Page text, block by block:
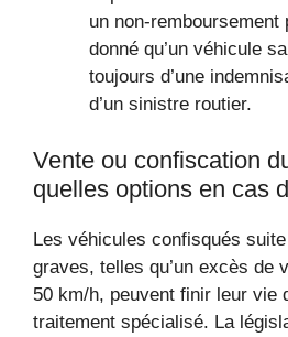
un non-remboursement
donné qu’un véhicule
toujours d’une
d’un sinistre routier.
Vente ou confiscation
quelles options en cas
Les véhicules confisqués
graves, telles qu’un excès de
50 km/h, peuvent finir leur vie
traitement spécialisé. La